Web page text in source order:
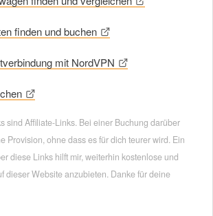
finden und buchen
mit NordVPN
sind Affiliate-Links. Bei einer Buchung darüber
Provision, ohne dass es für dich teurer wird. Ein
diese Links hilft mir, weiterhin kostenlose und
dieser Website anzubieten. Danke für deine